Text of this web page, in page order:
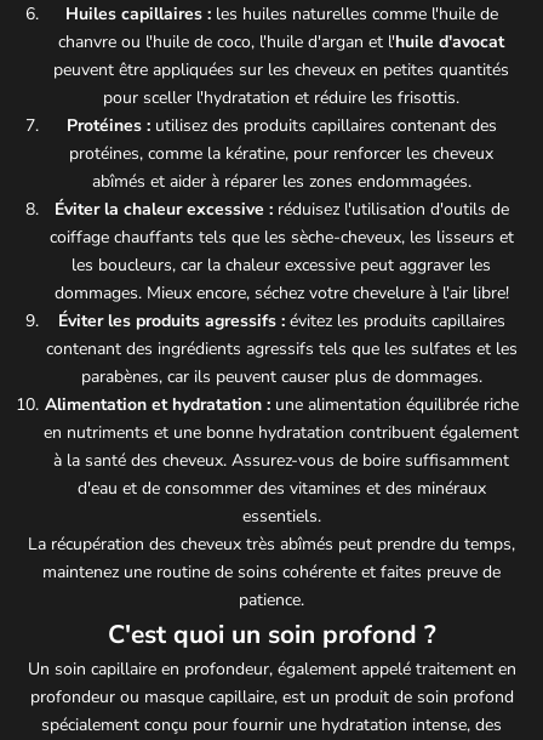
Huiles capillaires :les huiles naturelles comme l'huile de
chanvre ou l'huile de coco, l'huile d'argan et l'huile d'avocat
peuvent être appliquées sur les cheveux en petites quantités
pour sceller l'hydratation et réduire les frisottis.
Protéines :utilisez des produits capillaires contenant des
protéines, comme la kératine, pour renforcer les cheveux
abîmés et aider à réparer les zones endommagées.
Éviter la chaleur excessive :réduisez l'utilisation d'outils de
coiffage chauffants tels que les sèche-cheveux, les lisseurs et
les boucleurs, car la chaleur excessive peut aggraver les
dommages. Mieux encore, séchez votre chevelure à l'air libre!
Éviter les produits agressifs :évitez les produits capillaires
contenant des ingrédients agressifs tels que les sulfates et les
parabènes, car ils peuvent causer plus de dommages.
Alimentation et hydratation :une alimentation équilibrée riche
en nutriments et une bonne hydratation contribuent également
à la santé des cheveux. Assurez-vous de boire suffisamment
d'eau et de consommer des vitamines et des minéraux
essentiels.
La récupération des cheveux très abîmés peut prendre du temps,
maintenez une routine de soins cohérente et faites preuve de
patience.
C'est quoi un soin profond ?
Un soin capillaire en profondeur, également appelé traitement en
profondeur ou masque capillaire, est un produit de soin profond
spécialement conçu pour fournir une hydratation intense, des